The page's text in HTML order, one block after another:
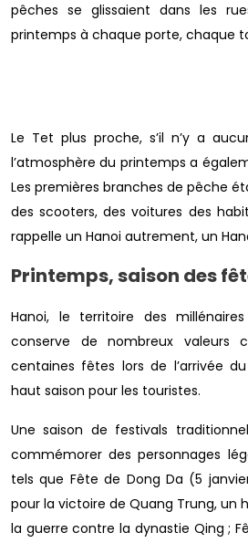
pêches se glissaient dans les
printemps à chaque porte, chaque
Le Tet plus proche, s’il n’y a
l’atmosphère du printemps a
Les premières branches de pêche
des scooters, des voitures des
rappelle un Hanoi autrement, un
Printemps, saison des
Hanoi, le territoire des
conserve de nombreux valeurs
centaines fêtes lors de l’arrivée
haut saison pour les touristes.
Une saison de festivals
commémorer des personnages
tels que Fête de Dong Da (5
pour la victoire de Quang Trung, un
la guerre contre la dynastie Qing ;